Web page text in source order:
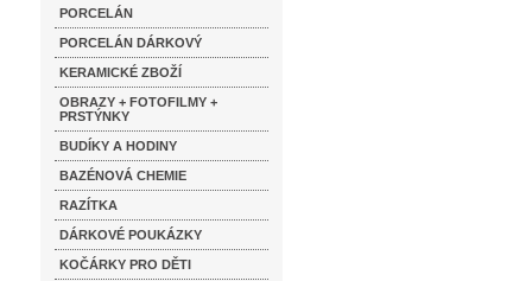
PORCELÁN
PORCELÁN DÁRKOVÝ
KERAMICKÉ ZBOŽÍ
OBRAZY + FOTOFILMY +
PRSTÝNKY
BUDÍKY A HODINY
BAZÉNOVÁ CHEMIE
RAZÍTKA
DÁRKOVÉ POUKÁZKY
KOČÁRKY PRO DĚTI